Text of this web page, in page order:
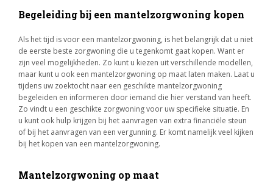
Begeleiding bij een mantelzorgwoning kopen
Als het tijd is voor een mantelzorgwoning, is het belangrijk dat u niet
de eerste beste zorgwoning die u tegenkomt gaat kopen. Want er
zijn veel mogelijkheden. Zo kunt u kiezen uit verschillende modellen,
maar kunt u ook een mantelzorgwoning op maat laten maken. Laat u
tijdens uw zoektocht naar een geschikte mantelzorgwoning
begeleiden en informeren door iemand die hier verstand van heeft.
Zo vindt u een geschikte zorgwoning voor uw specifieke situatie. En
u kunt ook hulp krijgen bij het aanvragen van extra financiële steun
of bij het aanvragen van een vergunning. Er komt namelijk veel kijken
bij het kopen van een mantelzorgwoning.
Mantelzorgwoning op maat